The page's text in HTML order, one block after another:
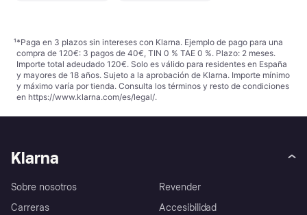
¹*Paga en 3 plazos sin intereses con Klarna. Ejemplo de pago para una
compra de 120€: 3 pagos de 40€, TIN 0 % TAE 0 %. Plazo: 2 meses.
Importe total adeudado 120€. Solo es válido para residentes en España
y mayores de 18 años. Sujeto a la aprobación de Klarna. Importe mínimo
y máximo varía por tienda. Consulta los términos y resto de condiciones
en https://www.klarna.com/es/legal/.
Klarna
Sobre nosotros
Carreras
Revender
Accesibilidad